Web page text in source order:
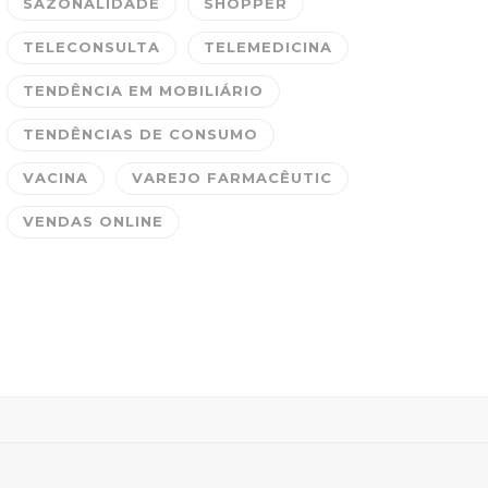
TELECONSULTA TELEMEDICINA
TENDÊNCIA EM MOBILIÁRIO
TENDÊNCIAS DE CONSUMO
VACINA VAREJO FARMACÊUTIC
VENDAS ONLINE